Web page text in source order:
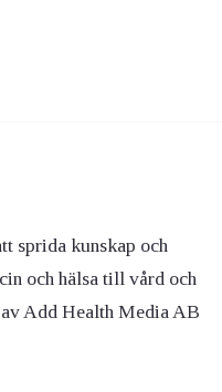
sprida kunskap och
och hälsa till vård och
Add Health Media AB